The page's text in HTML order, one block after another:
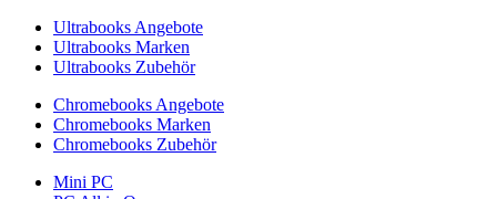
Ultrabooks Angebote
Ultrabooks Marken
Ultrabooks Zubehör
Chromebooks Angebote
Chromebooks Marken
Chromebooks Zubehör
Mini PC